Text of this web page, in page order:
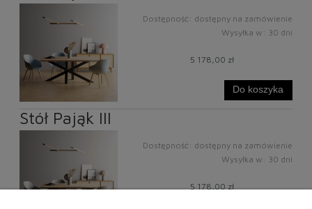
Dostępność: dostępny na zamówienie
Wysyłka w: 30 dni
5 178,00 zł
Do koszyka
Stół Pająk III
Dostępność: dostępny na zamówienie
Wysyłka w: 30 dni
5 178,00 zł